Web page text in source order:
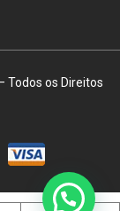
Todos os Direitos